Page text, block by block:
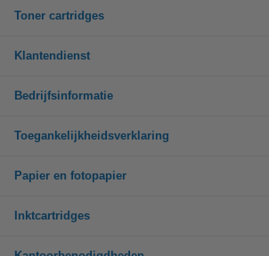
Toner cartridges
Klantendienst
Bedrijfsinformatie
Toegankelijkheidsverklaring
Papier en fotopapier
Inktcartridges